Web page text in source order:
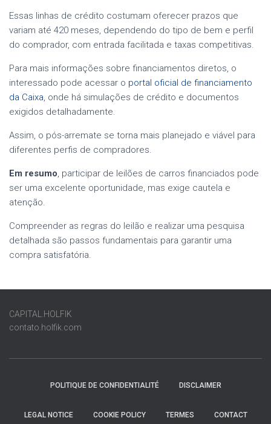
Essas linhas de crédito costumam oferecer prazos que
variam até 420 meses, dependendo do tipo de bem e perfil
do comprador, com entrada facilitada e taxas competitivas.
Para mais informações sobre financiamentos diretos, o
interessado pode acessar o portal oficial de financiamento
da Caixa, onde há simulações de crédito e documentos
exigidos detalhadamente.
Assim, o pós-arremate se torna mais planejado e viável para
diferentes perfis de compradores.
Em resumo, participar de leilões de carros financiados pode
ser uma excelente oportunidade, mas exige cautela e
atenção.
Compreender as regras do leilão e realizar uma pesquisa
detalhada são passos fundamentais para garantir uma
compra satisfatória.
CAPITAL.HOLFIK
contato.holfik.com
POLITIQUE DE CONFIDENTIALITÉ DISCLAIMER
LEGAL NOTICE COOKIE POLICY TERMES CONTACT